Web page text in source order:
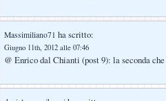
Massimiliano71 ha scritto:
Giugno 11th, 2012 alle 07:46
@ Enrico dal Chianti (post 9): la seconda